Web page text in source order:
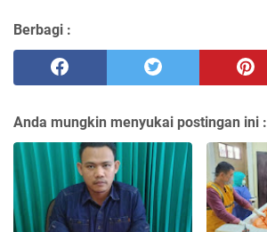
Berbagi :
Anda mungkin menyukai postingan ini :